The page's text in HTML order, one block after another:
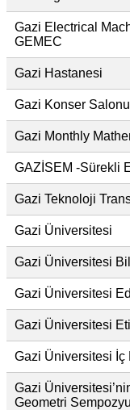
Gazi Electrical
GEMEC
Gazi Hastanesi
Gazi Konser Salonu
Gazi Monthly
GAZİSEM -Sürekli
Gazi Teknoloji
Gazi Üniversitesi
Gazi Üniversitesi
Gazi Üniversitesi
Gazi Üniversitesi
Gazi Üniversitesi İç
Gazi
Geometri